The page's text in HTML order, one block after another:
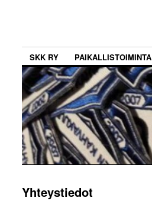
SKK RY PAIKALLISTOIMINTA
Yhteystiedot